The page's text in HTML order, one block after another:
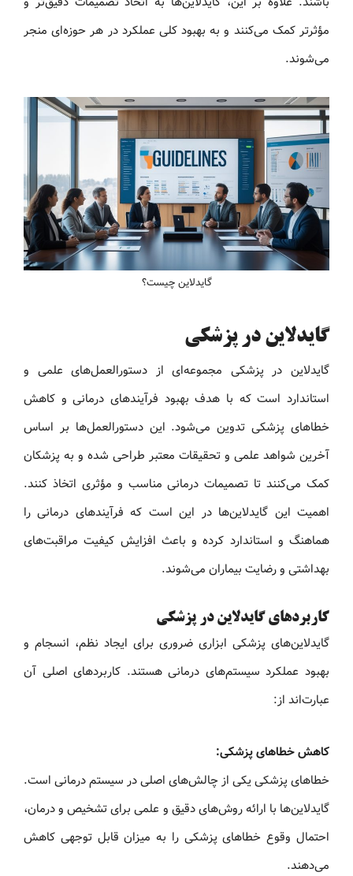
مؤثرتر کمک می‌کنند و به بهبود کلی عملکرد در هر حوزه‌ای منجر
می‌شوند.
گایدلاین چیست؟
گایدلاین در پزشکی
گایدلاین در پزشکی مجموعه‌ای از دستورالعمل‌های علمی و
استاندارد است که با هدف بهبود فرآیندهای درمانی و کاهش
خطاهای پزشکی تدوین می‌شود. این دستورالعمل‌ها بر اساس
آخرین شواهد علمی و تحقیقات معتبر طراحی شده و به پزشکان
کمک می‌کنند تا تصمیمات درمانی مناسب و مؤثری اتخاذ کنند.
اهمیت این گایدلاین‌ها در این است که فرآیندهای درمانی را
هماهنگ و استاندارد کرده و باعث افزایش کیفیت مراقبت‌های
بهداشتی و رضایت بیماران می‌شوند.
کاربردهای گایدلاین در پزشکی
گایدلاین‌های پزشکی ابزاری ضروری برای ایجاد نظم، انسجام و
بهبود عملکرد سیستم‌های درمانی هستند. کاربردهای اصلی آن
عبارت‌اند از:
کاهش خطاهای پزشکی:
خطاهای پزشکی یکی از چالش‌های اصلی در سیستم درمانی است.
گایدلاین‌ها با ارائه روش‌های دقیق و علمی برای تشخیص و درمان،
احتمال وقوع خطاهای پزشکی را به میزان قابل توجهی کاهش
می‌دهند.